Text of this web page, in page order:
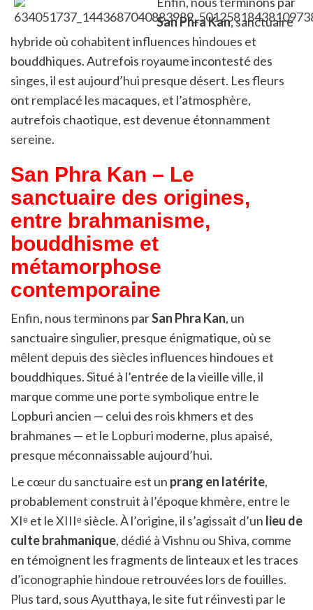
San Phra Kan, sanctuaire
hybride où cohabitent influences hindoues et
bouddhiques. Autrefois royaume incontesté des
singes, il est aujourd’hui presque désert. Les fleurs
ont remplacé les macaques, et l’atmosphère,
autrefois chaotique, est devenue étonnamment
sereine.
San Phra Kan – Le
sanctuaire des origines,
entre brahmanisme,
bouddhisme et
métamorphose
contemporaine
Enfin, nous terminons parSan Phra Kan, un
sanctuaire singulier, presque énigmatique, où se
mêlent depuis des siècles influences hindoues et
bouddhiques. Situé à l’entrée de la vieille ville, il
marque comme une porte symbolique entre le
Lopburi ancien — celui des rois khmers et des
brahmanes — et le Lopburi moderne, plus apaisé,
presque méconnaissable aujourd’hui.
Le cœur du sanctuaire est un prang en latérite,
probablement construit à l’époque khmère, entre le
XIᵉ et le XIIIᵉ siècle. À l’origine, il s’agissait d’un lieu de
culte brahmanique, dédié à Vishnu ou Shiva, comme
en témoignent les fragments de linteaux et les traces
d’iconographie hindoue retrouvées lors de fouilles.
Plus tard, sous Ayutthaya, le site fut réinvesti par le